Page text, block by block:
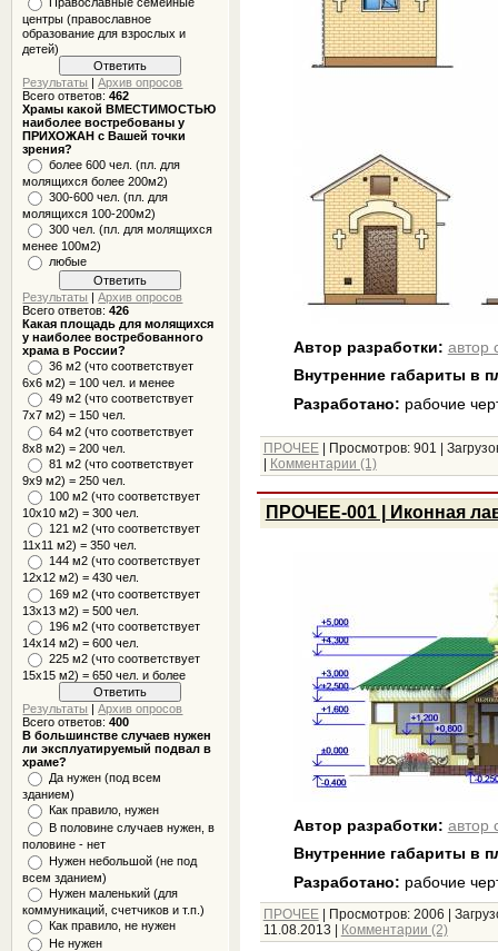
центры (православное
образование для взрослых и
детей)
Результаты |Архив опросов
Всего ответов:462
Храмы какой ВМЕСТИМОСТЬЮ
наиболее востребованы у
ПРИХОЖАН с Вашей точки
зрения?
более 600 чел. (пл. для
молящихся более 200м2)
300-600 чел. (пл. для
молящихся 100-200м2)
300 чел. (пл. для молящихся
менее 100м2)
любые
Результаты |Архив опросов
Всего ответов:426
Какая площадь для молящихся
у наиболее востребованного
храма в России?
36 м2 (что соответствует
6x6 м2) = 100 чел. и менее
49 м2 (что соответствует
7x7 м2) = 150 чел.
64 м2 (что соответствует
8x8 м2) = 200 чел.
81 м2 (что соответствует
9х9 м2) = 250 чел.
100 м2 (что соответствует
10x10 м2) = 300 чел.
121 м2 (что соответствует
11х11 м2) = 350 чел.
144 м2 (что соответствует
12х12 м2) = 430 чел.
169 м2 (что соответствует
13х13 м2) = 500 чел.
196 м2 (что соответствует
14х14 м2) = 600 чел.
225 м2 (что соответствует
15х15 м2) = 650 чел. и более
Результаты |Архив опросов
Всего ответов:400
В большинстве случаев нужен
ли эксплуатируемый подвал в
храме?
Да нужен (под всем
зданием)
Как правило, нужен
В половине случаев нужен, в
половине - нет
Нужен небольшой (не под
всем зданием)
Нужен маленький (для
коммуникаций, счетчиков и т.п.)
Как правило, не нужен
Не нужен
Автор разработки: автор
Внутренние габариты в
Разработано: рабочие
ПРОЧЕЕ| Просмотров: 901 |
| Комментарии (1)
ПРОЧЕЕ-001 | Иконная
Автор разработки: автор
Внутренние габариты в
Разработано: рабочие
ПРОЧЕЕ| Просмотров: 2006 |
11.08.2013 | Комментарии (2)